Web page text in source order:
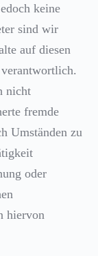
keine
sind wir
auf diesen
verantwortlich.
nicht
fremde
Umständen zu
oder
hiervon